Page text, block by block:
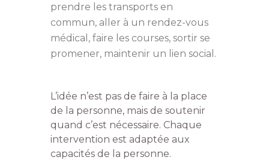
prendre les transports en
commun, aller à un rendez-vous
médical, faire les courses, sortir se
promener, maintenir un lien social.
L’idée n’est pas de faire à la place
de la personne, mais de soutenir
quand c’est nécessaire. Chaque
intervention est adaptée aux
capacités de la personne.